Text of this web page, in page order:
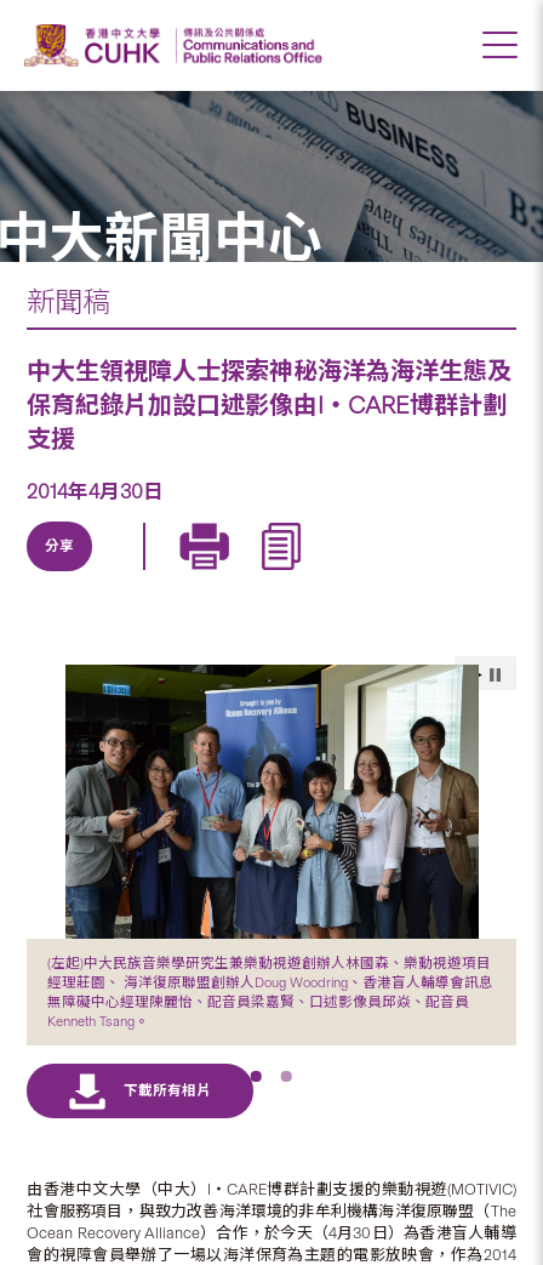
大新聞中心
新聞稿
中大生領視障人士探索神秘海洋為海洋生態及
保育紀錄片加設口述影像由I‧CARE博群計劃
支援
2014年4月30日
分享
(左起)中大民族音樂學研究生兼樂動視遊創辦人林國森、樂動視遊項目
經理莊園、 海洋復原聯盟創辦人Doug Woodring、香港盲人輔導會訊息
無障礙中心經理陳麗怡、配音員梁嘉賢、口述影像員邱焱、配音員
Kenneth Tsang。
由香港中文大學（中大）I‧CARE博群計劃支援的樂動視遊(MOTIVIC)
社會服務項目，與致力改善海洋環境的非牟利機構海洋復原聯盟（The
Ocean Recovery Alliance）合作，於今天（4月30日）為香港盲人輔導
會的視障會員舉辦了一場以海洋保育為主題的電影放映會，作為2014